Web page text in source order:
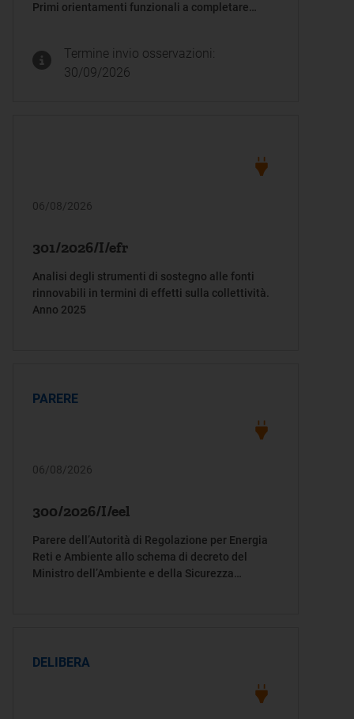
Primi orientamenti funzionali a completare
199/25Termine invio osservazioni:
30/09/2026
06/08/2026
301/2026/I/efr
Analisi degli strumenti di sostegno alle fonti
rinnovabili in termini di effetti sulla collettività.
Anno 2025
PARERE
06/08/2026
300/2026/I/eel
Parere dell’Autorità di Regolazione per Energia
Reti e Ambiente allo schema di decreto del
Ministro dell’Ambiente e della Sicurezza
DELIBERA